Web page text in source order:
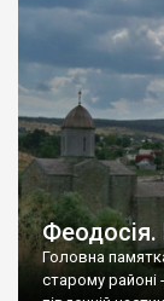
Головна
старому районі